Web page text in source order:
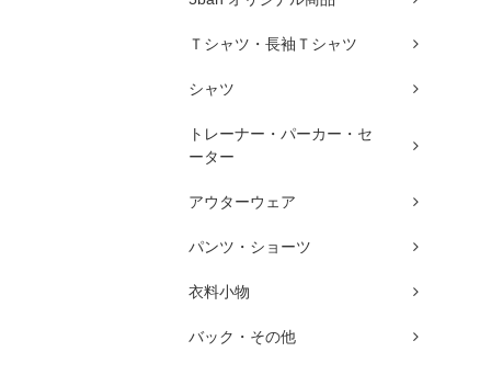
Ｔシャツ・長袖Ｔシャツ
シャツ
トレーナー・パーカー・セ
ーター
アウターウェア
パンツ・ショーツ
衣料小物
バック・その他